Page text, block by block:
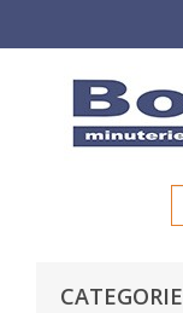
CATEGORIE